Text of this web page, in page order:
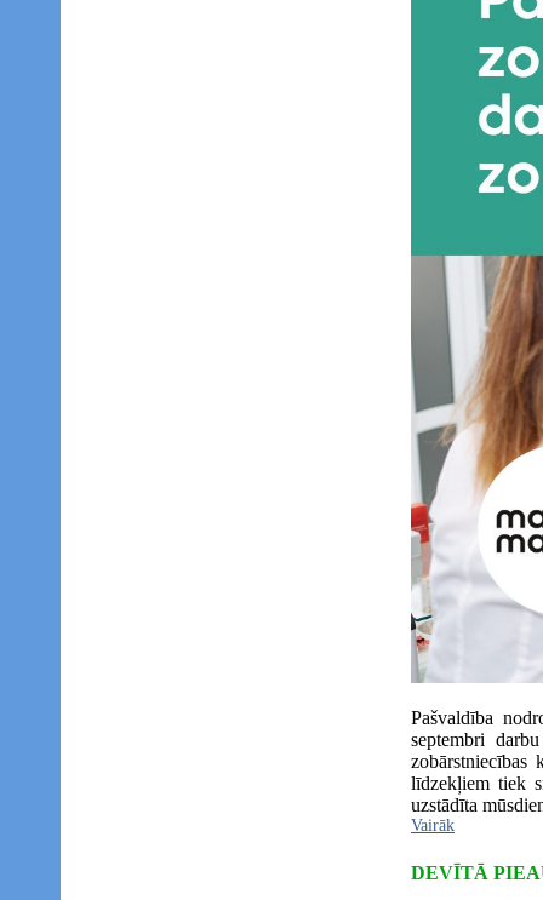
Pašvaldība
septembri
līdzekļiem tiek
uzstādīta
Vairāk
DEVĪTĀ